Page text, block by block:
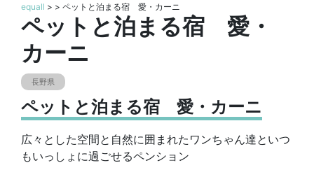
equall > > ペットと泊まる宿 愛・カーニ
ペットと泊まる宿 愛・
カーニ
長野県
ペットと泊まる宿 愛・カーニ
広々とした空間と自然に囲まれたワンちゃん達といつ
もいっしょに過ごせるペンション